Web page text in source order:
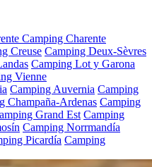
Camping Charente
Creuse Camping Deux-Sèvres
Camping Lot y Garona
Vienne
Camping Auvernia Camping
Champaña-Ardenas Camping
Grand Est Camping
Camping Norrmandía
Picardía Camping